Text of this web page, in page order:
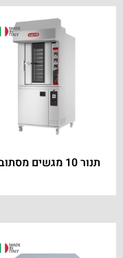
תנור 10 מגשים מסתובב